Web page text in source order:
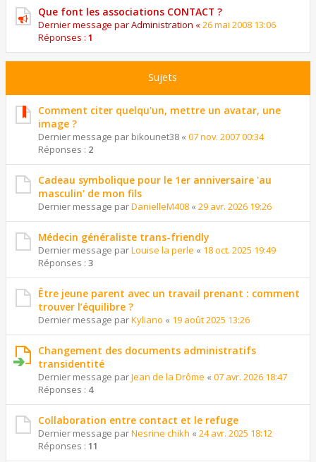
Que font les associations CONTACT ?
Dernier message parAdministration «26 mai 2008 13:06
Réponses : 1
Sujets
Comment citer quelqu'un, mettre un avatar, une
image ?
Dernier message par bikounet38 « 07 nov. 2007 00:34
Réponses : 2
Cadeau symbolique pour le 1er anniversaire 'au
masculin' de mon fils
Dernier message parDanielleM408 « 29 avr. 2026 19:26
Médecin généraliste trans-friendly
Dernier message parLouise la perle « 18 oct. 2025 19:49
Réponses : 3
Être jeune parent avec un travail prenant : comment
trouver l’équilibre ?
Dernier message parKyliano « 19 août 2025 13:26
Changement des documents administratifs
transidentité
Dernier message parJean de la Drôme « 07 avr. 2026 18:47
Réponses : 4
Collaboration entre contact et le refuge
Dernier message parNesrine chikh « 24 avr. 2025 18:12
Réponses : 11